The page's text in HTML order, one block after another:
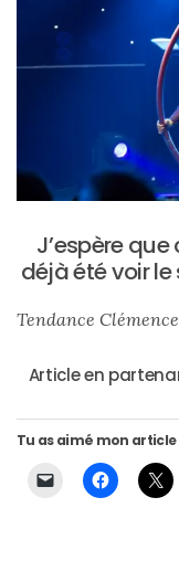
J’espère
déjà été voir le
Tendance
Article en
Tu as aimé mon article